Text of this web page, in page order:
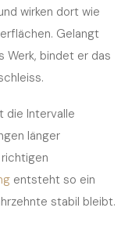
wirken dort wie
Gelangt
Werk, bindet er das
die Intervalle
länger
entsteht so ein
stabil bleibt.